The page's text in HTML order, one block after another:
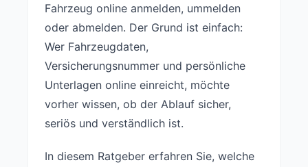
Fahrzeug online anmelden, ummelden
oder abmelden. Der Grund ist einfach:
Wer Fahrzeugdaten,
Versicherungsnummer und persönliche
Unterlagen online einreicht, möchte
vorher wissen, ob der Ablauf sicher,
seriös und verständlich ist.
In diesem Ratgeber erfahren Sie, welche